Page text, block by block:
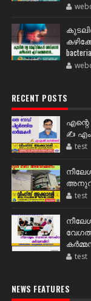
RECENT POSTS
✍️
test
test
test
NEWS FEATURES